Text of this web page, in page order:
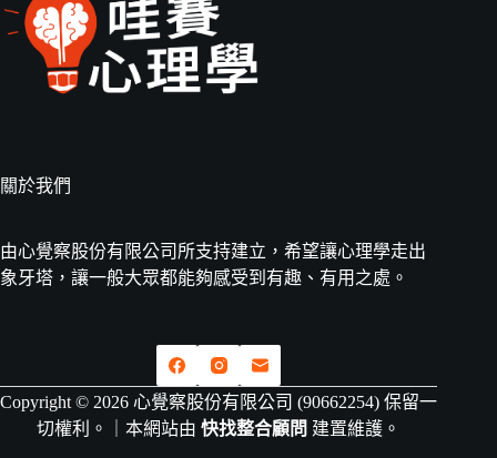
關於我們
由心覺察股份有限公司所支持建立，希望讓心理學走出
象牙塔，讓一般大眾都能夠感受到有趣、有用之處。
Copyright © 2026 心覺察股份有限公司 (90662254) 保留一
切權利。｜本網站由快找整合顧問 建置維護。